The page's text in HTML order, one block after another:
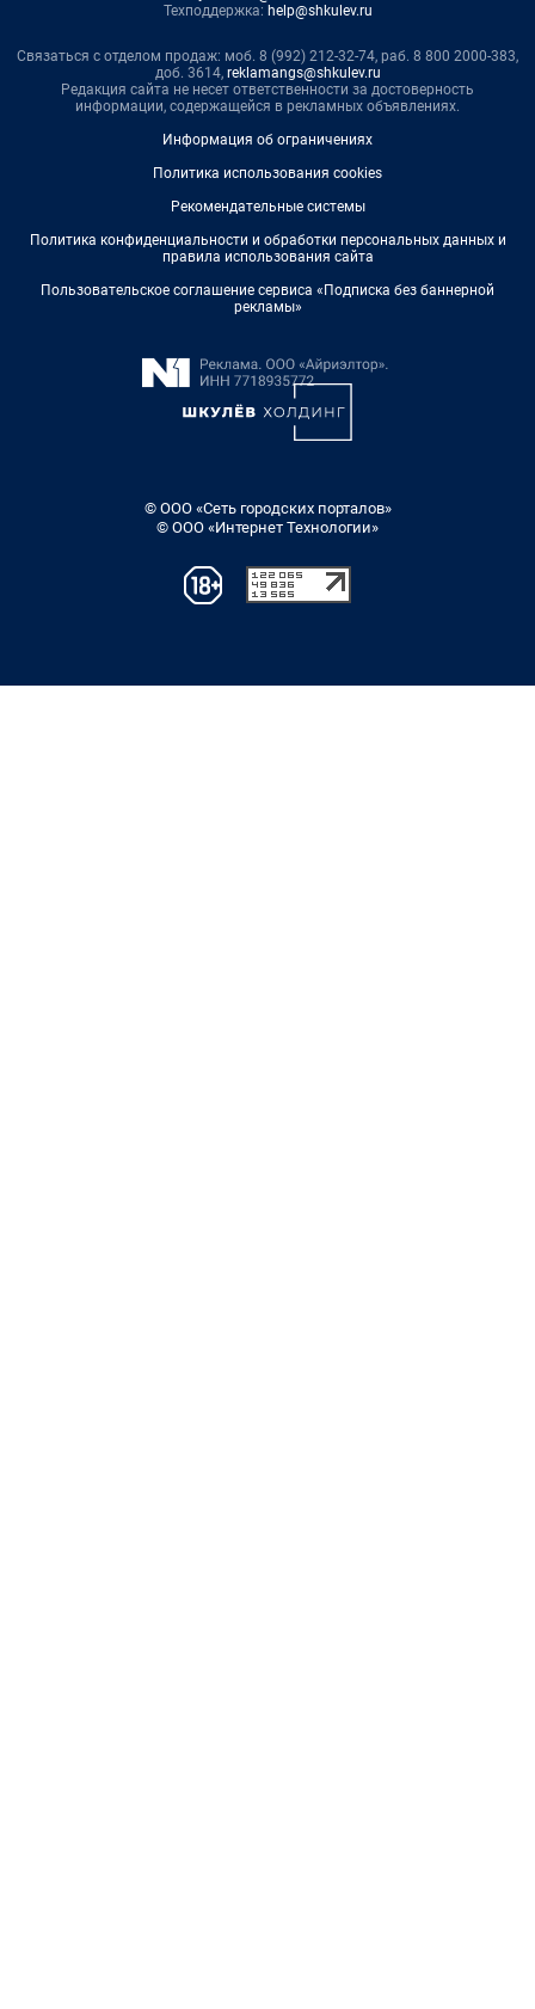
Техподдержка: help@shkulev.ru
Связаться с отделом продаж: моб. 8 (992) 212-32-74, раб. 8 800 2000-383,
доб. 3614, reklamangs@shkulev.ru
Редакция сайта не несет ответственности за достоверность
информации, содержащейся в рекламных объявлениях.
Информация об ограничениях
Политика использования cookies
Рекомендательные системы
Политика конфиденциальности и обработки персональных данных и
правила использования сайта
Пользовательское соглашение сервиса «Подписка без баннерной
рекламы»
© ООО «Сеть городских порталов»
© ООО «Интернет Технологии»